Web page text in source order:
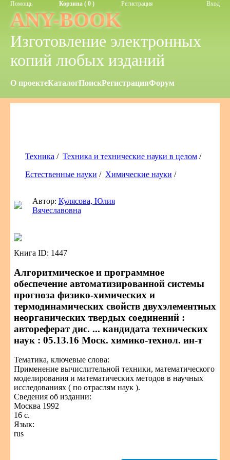
Помощь Корзина ( 0 ) Регистрация Вход
ANY-BOOK
Изготовление электронных
копий любых изданий
О проектеКаталогПоискРегистрацияФорум
Техника / Техника и технические науки в целом /
Естественные науки / Химические науки /
Автор: Кулясова, Юлия
Вячеславовна
Книга ID: 1447
Алгоритмическое и программное
обеспечение автоматизированной системы
прогноза физико-химических и
термодинамических свойств двухэлементных
неорганических твердых соединений :
автореферат дис. ... кандидата технических
наук : 05.13.16 Моск. химико-технол. ин-т
Тематика, ключевые слова:
Применение вычислительной техники, математического
моделирования и математических методов в научных
исследованиях ( по отраслям наук ).
Сведения об издании:
Москва 1992
16 с.
Язык:
rus